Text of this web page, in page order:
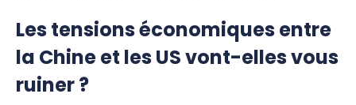
Les tensions économiques entre
la Chine et les US vont-elles vous
ruiner ?